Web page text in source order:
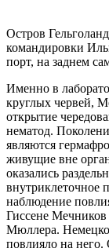
Остров
командировки
порт, на заднем
Именно в
круглых червей,
открытие
нематод.
являются
живущие вне
оказались
внутриклеточное
наблюдение
Гиссене
Мюллера.
повлияло на него.